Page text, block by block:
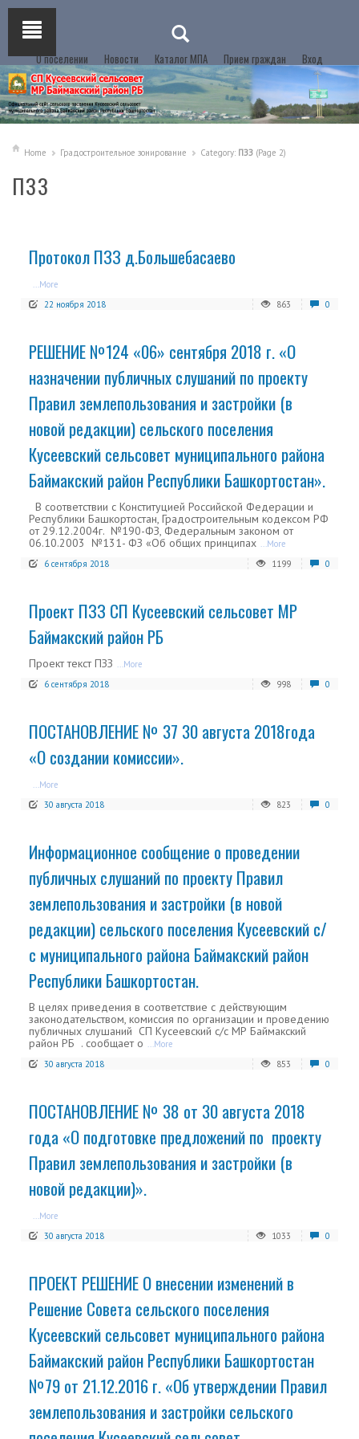
О поселении Новости Каталог МПА Прием граждан Вход
Home Градостроительное зонирование Category: ПЗЗ (Page 2)
ПЗЗ
Протокол ПЗЗ д.Большебасаево
...More
22 ноября 2018
863 0
РЕШЕНИЕ №124 «06» сентября 2018 г. «О
назначении публичных слушаний по проекту
Правил землепользования и застройки (в
новой редакции) сельского поселения
Кусеевский сельсовет муниципального района
Баймакский район Республики Башкортостан».
В соответствии с Конституцией Российской Федерации и
Республики Башкортостан, Градостроительным кодексом РФ
от 29.12.2004г. №190-ФЗ, Федеральным законом от
06.10.2003 №131- ФЗ «Об общих принципах ...More
6 сентября 2018
1199 0
Проект ПЗЗ СП Кусеевский сельсовет МР
Баймакский район РБ
Проект текст ПЗЗ ...More
6 сентября 2018
998 0
ПОСТАНОВЛЕНИЕ № 37 30 августа 2018года
«О создании комиссии».
...More
30 августа 2018
823 0
Информационное сообщение о проведении
публичных слушаний по проекту Правил
землепользования и застройки (в новой
редакции) сельского поселения Кусеевский с/
с муниципального района Баймакский район
Республики Башкортостан.
В целях приведения в соответствие с действующим
законодательством, комиссия по организации и проведению
публичных слушаний СП Кусеевский с/с МР Баймакский
район РБ . сообщает о ...More
30 августа 2018
853 0
ПОСТАНОВЛЕНИЕ № 38 от 30 августа 2018
года «О подготовке предложений по проекту
Правил землепользования и застройки (в
новой редакции)».
...More
30 августа 2018
1033 0
ПРОЕКТ РЕШЕНИЕ О внесении изменений в
Решение Совета сельского поселения
Кусеевский сельсовет муниципального района
Баймакский район Республики Башкортостан
№79 от 21.12.2016 г. «Об утверждении Правил
землепользования и застройки сельского